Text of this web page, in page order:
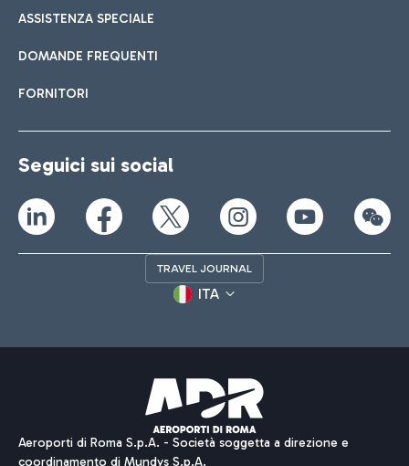
ASSISTENZA SPECIALE
DOMANDE FREQUENTI
FORNITORI
Seguici sui social
TRAVEL JOURNAL
ITA
Aeroporti di Roma S.p.A. - Società soggetta a direzione e
coordinamento di Mundys S.p.A.